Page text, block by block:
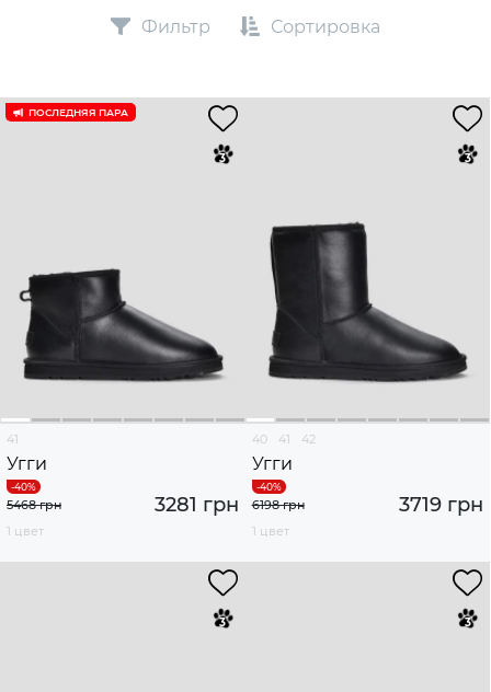
Фильтр Сортировка
ПОСЛЕДНЯЯ ПАРА
41
Угги
3281 грн
5468 грн
1 цвет
40 41 42
Угги
3719 грн
6198 грн
1 цвет